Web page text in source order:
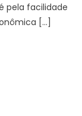
pela facilidade
[…]